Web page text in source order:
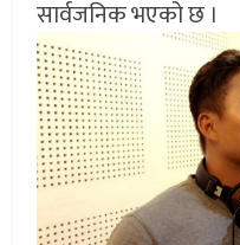
सार्वजनिक भएको छ ।